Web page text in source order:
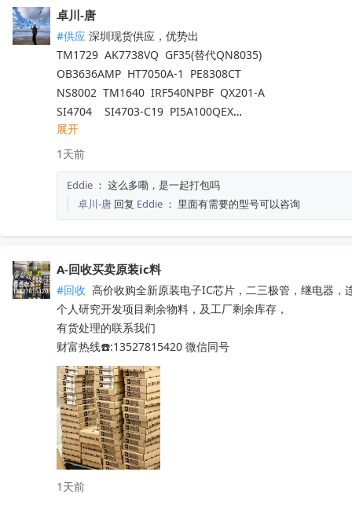
MB95F636KPMC-G-UNE2  赛普拉斯
卓川-唐
#供应 深圳现货供应，优势出
TM1729  AK7738VQ  GF35(替代QN8035)
OB3636AMP  HT7050A-1  PE8308CT
NS8002  TM1640  IRF540NPBF  QX201-A
SI4704    SI4703-C19  PI5A100QEX
NCV8402ASTT1G  AW9967DNR  IRFB4227
TM1650  TM2312  TDA7576B  CD1517CP
TL494IDR  SI4755  BD37033FV-ME2
EMP8965-33VF05GRR  TA7291SG  QX201-C
LT8645SEV  SGM4553YN8G/TR
5V41285PGGI  10M16SAU169C8G  EPM570T100C5N
SY6874DBC  SY8063DBC  CS3818EO  SI4755
PL8332G  OB2734DCCPA-H  OB2009DACPA-D
SI4754C-A55-GMR  CD3313EO  AXOP34062C
QN8065  IR2011STRPBF  NSA2092
STM32L071RZH6  STM32G070RBT6
STM8S005K6T6   STM8S207R8T6
STM8L052R8T6   STM32G030C8T6
STM8S103F3P6TR  TPA3116D2DADR
TDA7786  TDA7786TR  TDA7786C
TDA7708CB  TDA7708LX  TDA7850
TDA7708CBTR  TDA75610S-Z
TDA7708LX52  TDA7708LX32TR
HFDA801A-VYT  TDA7388  TDA7851L
展开
1天前
Eddie ： 这么多嘞，是一起打包吗
卓川-唐 回复 Eddie ： 里面有需要的型号可以咨询
A-回收买卖原装ic料
#回收 高价收购全新原装电子IC芯片，二三极管，继电器，
个人研究开发项目剩余物料，及工厂剩余库存，
有货处理的联系我们
财富热线☎️:13527815420 微信同号
1天前